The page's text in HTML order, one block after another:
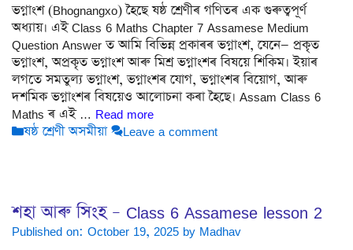
ভগ্নাংশ (Bhognangxo) হৈছে ষষ্ঠ শ্ৰেণীৰ গণিতৰ এক গুৰুত্বপূৰ্ণ
অধ্যায়। এই Class 6 Maths Chapter 7 Assamese Medium
Question Answer ত আমি বিভিন্ন প্ৰকাৰৰ ভগ্নাংশ, যেনে— প্ৰকৃত
ভগ্নাংশ, অপ্ৰকৃত ভগ্নাংশ আৰু মিশ্ৰ ভগ্নাংশৰ বিষয়ে শিকিম। ইয়াৰ
লগতে সমতুল্য ভগ্নাংশ, ভগ্নাংশৰ যোগ, ভগ্নাংশৰ বিয়োগ, আৰু
দশমিক ভগ্নাংশৰ বিষয়েও আলোচনা কৰা হৈছে। Assam Class 6
Maths ৰ এই … Read more
Categories
ষষ্ঠ শ্ৰেণী অসমীয়া Leave a comment
শহা আৰু সিংহ – Class 6 Assamese lesson 2
Published on: October 19, 2025 by Madhav